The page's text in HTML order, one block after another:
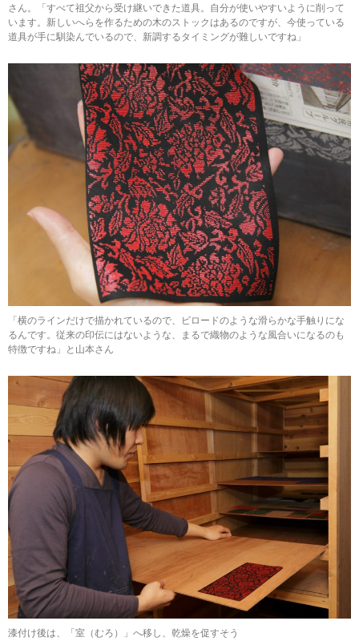
さん。「すべて祖父から受け継いできた道具。自分が使いやすいように削って
います。新しいへらを作るための木のストックはあるのですが、今使っている
道具が手に馴染んでいるので、新調するタイミングが難しいですね」
「横のラインだけで描かれているので、ビロードのような滑らかな手触りにな
るんです。従来の印伝にはないような、まるで織物のような風合いになるのも
特徴ですね」と山本さん
漆付け後は、「室（むろ）」へ移し、乾燥を促すそう